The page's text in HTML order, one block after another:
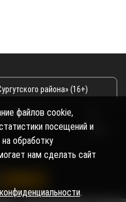
района» (16+)
Сургутского
2026
файлов cookie,
посещений и
обработку
нам сделать сайт
.